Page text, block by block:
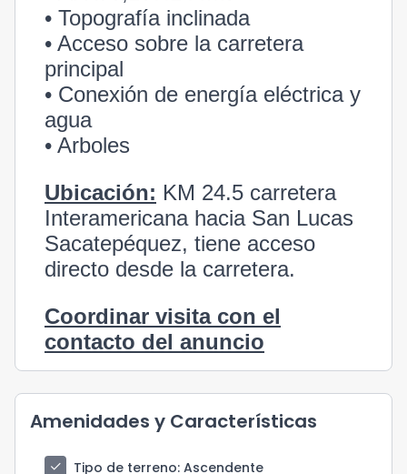
• Topografía inclinada
• Acceso sobre la carretera
principal
• Conexión de energía eléctrica y
agua
• Arboles
Ubicación: KM 24.5 carretera
Interamericana hacia San Lucas
Sacatepéquez, tiene acceso
directo desde la carretera.
Coordinar visita con el
contacto del anuncio
Amenidades y Características
check Tipo de terreno: Ascendente